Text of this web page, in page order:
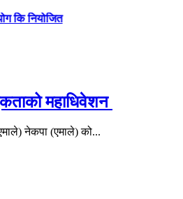
कि नियोजित
महाधिवेशन
नेकपा (एमाले) को...